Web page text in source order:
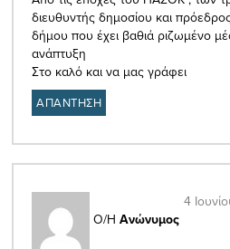
διευθυντής δημοσίου και
δήμου που έχει βαθιά ριζωμένο
ανάπτυξη
Στο καλό και να μας γράφει
ΑΠΑΝΤΗΣΗ
Ο/Η Ανώνυμος
4